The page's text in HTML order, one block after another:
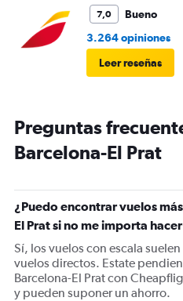
7,0
Bueno
3.264 opiniones
Leer reseñas
Preguntas
Barcelona-El Prat
¿Puedo encontrar vuelos
El Prat si no me importa
Sí, los vuelos con escala
vuelos directos. Estate
Barcelona-El Prat con
y pueden suponer un ahorro.